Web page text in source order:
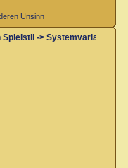
Unsinn
-> Systemvariante im